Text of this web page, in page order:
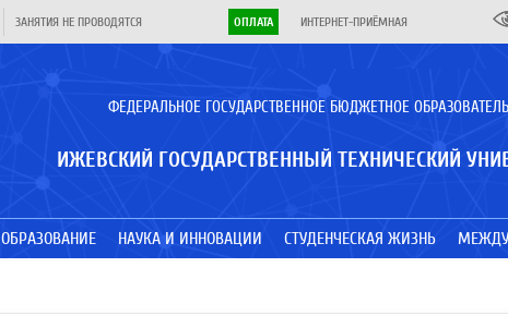
ЗАНЯТИЯ НЕ ПРОВОДЯТСЯ ОПЛАТА ИНТЕРНЕТ-ПРИЁМНАЯ
ФЕДЕРАЛЬНОЕ ГОСУДАРСТВЕННОЕ БЮДЖЕТНОЕ
ИЖЕВСКИЙ ГОСУДАРСТВЕННЫЙ ТЕХНИЧЕСКИЙ
ОБРАЗОВАНИЕ НАУКА И ИННОВАЦИИ СТУДЕНЧЕСКАЯ ЖИЗНЬ